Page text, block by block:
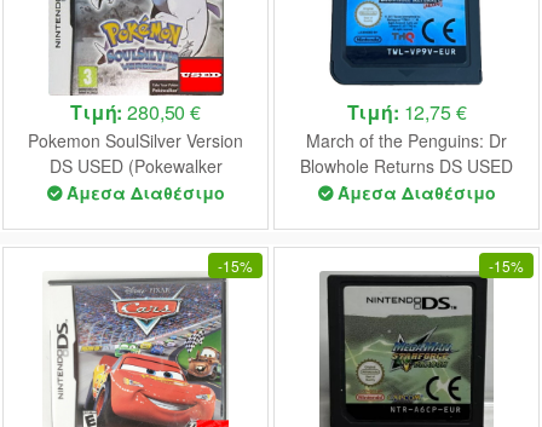
Τιμή:280,50 €
Pokemon SoulSilver Version
DS USED (Pokewalker
Included) (Damaged Box)
Άμεσα Διαθέσιμο
Τιμή: 12,75 €
March of the Penguins: Dr
Blowhole Returns DS USED
(Cart Only)
Άμεσα Διαθέσιμο
-15% -15%